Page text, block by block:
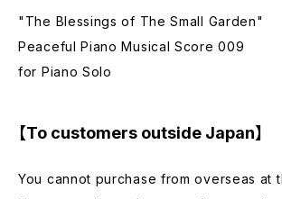
"The Blessings of The Small Garden"
Peaceful Piano Musical Score 009
for Piano Solo
【To customers outside Japan】
You cannot purchase from overseas at